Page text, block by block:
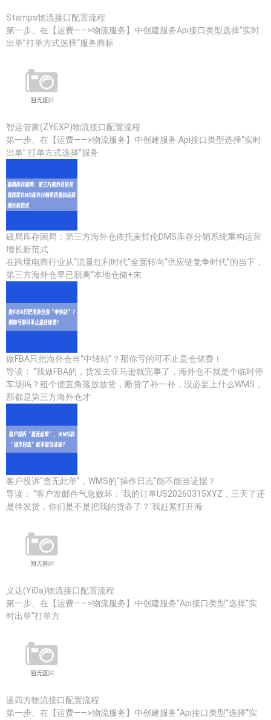
Stamps物流接口配置流程
第一步、在【运费——>物流服务】中创建服务Api接口类型选择“实时
出单”打单方式选择“服务商标
智运管家(ZYEXP)物流接口配置流程
第一步、在【运费——>物流服务】中创建服务 Api接口类型选择“实时
出单” 打单方式选择“服务
破局库存困局：第三方海外仓依托麦哲伦DMS库存分销系统重构运营
增长新范式
在跨境电商行业从“流量红利时代”全面转向“供应链竞争时代”的当下，
第三方海外仓早已脱离“本地仓储+末
做FBA只把海外仓当“中转站”？那你亏的可不止是仓储费！
导读： “我做FBA的，货发去亚马逊就完事了，海外仓不就是个临时停
车场吗？租个便宜角落放放货，断货了补一补，没必要上什么WMS，
那都是第三方海外仓才
客户投诉“查无此单”，WMS的“操作日志”能不能当证据？
导读： “客户发邮件气急败坏：‘我的订单US20260315XYZ，三天了还
是待发货，你们是不是把我的货吞了？’我赶紧打开海
义达(YiDa)物流接口配置流程
第一步、在【运费——>物流服务】中创建服务“Api接口类型”选择“实
时出单”打单方
递四方物流接口配置流程
第一步、在【运费——>物流服务】中创建服务“Api接口类型”选择“实